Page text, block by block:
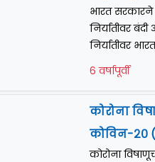
भारत सरकारने
निर्यातीवर
निर्यातीवर
6 वर्षापूर्वी
कोरोना
कोविन-२०
कोरोना